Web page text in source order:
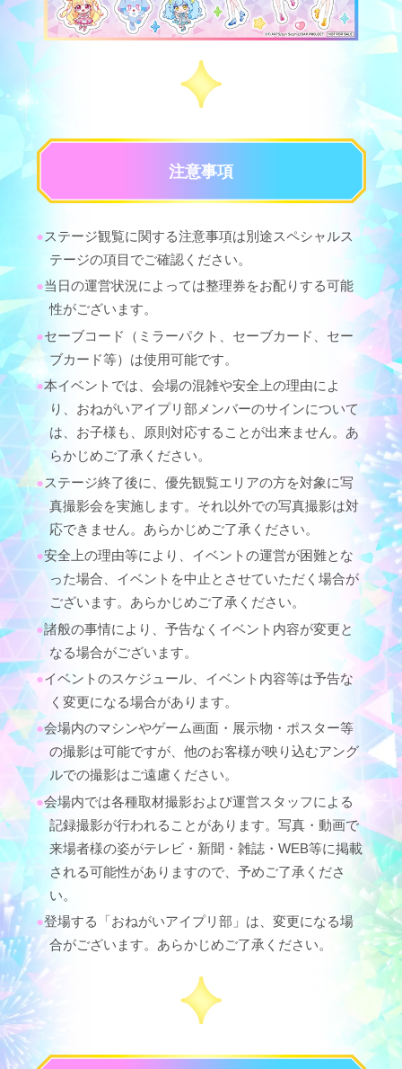
注意事項
ステージ観覧に関する注意事項は別途スペシャルス
テージの項目でご確認ください。
当日の運営状況によっては整理券をお配りする可能
性がございます。
セーブコード（ミラーパクト、セーブカード、セー
ブカード等）は使用可能です。
本イベントでは、会場の混雑や安全上の理由によ
り、おねがいアイプリ部メンバーのサインについて
は、お子様も、原則対応することが出来ません。あ
らかじめご了承ください。
ステージ終了後に、優先観覧エリアの方を対象に写
真撮影会を実施します。それ以外での写真撮影は対
応できません。あらかじめご了承ください。
安全上の理由等により、イベントの運営が困難とな
った場合、イベントを中止とさせていただく場合が
ございます。あらかじめご了承ください。
諸般の事情により、予告なくイベント内容が変更と
なる場合がございます。
イベントのスケジュール、イベント内容等は予告な
く変更になる場合があります。
会場内のマシンやゲーム画面・展示物・ポスター等
の撮影は可能ですが、他のお客様が映り込むアング
ルでの撮影はご遠慮ください。
会場内では各種取材撮影および運営スタッフによる
記録撮影が行われることがあります。写真・動画で
来場者様の姿がテレビ・新聞・雑誌・WEB等に掲載
される可能性がありますので、予めご了承くださ
い。
登場する「おねがいアイプリ部」は、変更になる場
合がございます。あらかじめご了承ください。